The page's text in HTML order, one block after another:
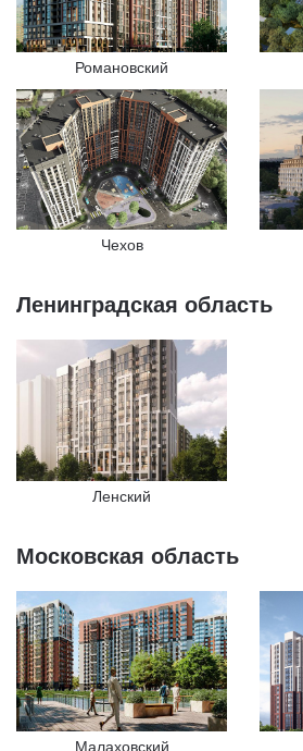
Романовский
Чехов
Ленинградская область
Ленский
Московская область
Малаховский